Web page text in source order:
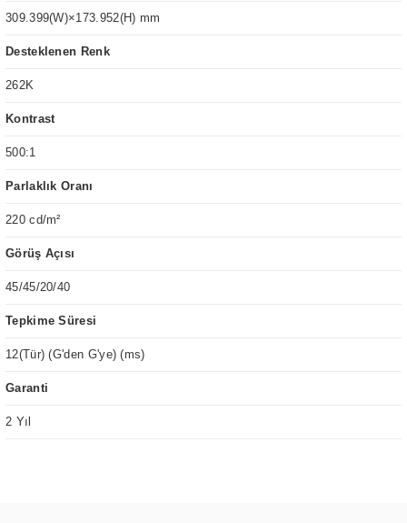
309.399(W)×173.952(H) mm
Desteklenen Renk
262K
Kontrast
500:1
Parlaklık Oranı
220 cd/m²
Görüş Açısı
45/45/20/40
Tepkime Süresi
12(Tür) (G'den G'ye) (ms)
Garanti
2 Yıl